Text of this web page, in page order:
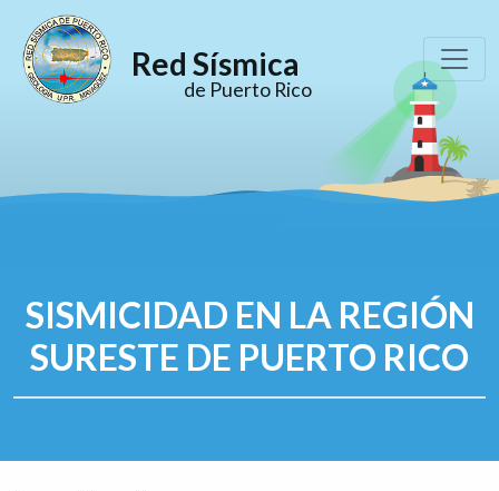
Red Sísmica
de Puerto Rico
SISMICIDAD EN LA REGIÓN
SURESTE DE PUERTO RICO